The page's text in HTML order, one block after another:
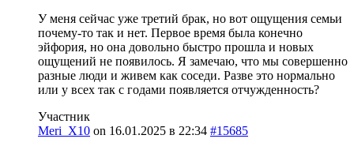
У меня сейчас уже третий брак, но вот ощущения семьи
почему-то так и нет. Первое время была конечно
эйфория, но она довольно быстро прошла и новых
ощущений не появилось. Я замечаю, что мы совершенно
разные люди и живем как соседи. Разве это нормально
или у всех так с годами появляется отчужденность?
Участник
Meri_X10 on 16.01.2025 в 22:34 #15685